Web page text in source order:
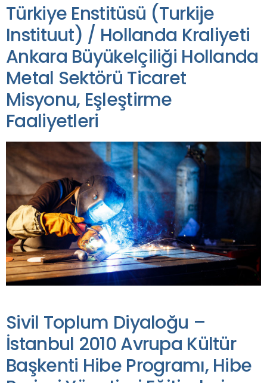
Türkiye Enstitüsü (Turkije
Instituut) / Hollanda Kraliyeti
Ankara Büyükelçiliği Hollanda
Metal Sektörü Ticaret
Misyonu, Eşleştirme
Faaliyetleri
Sivil Toplum Diyaloğu –
İstanbul 2010 Avrupa Kültür
Başkenti Hibe Programı, Hibe